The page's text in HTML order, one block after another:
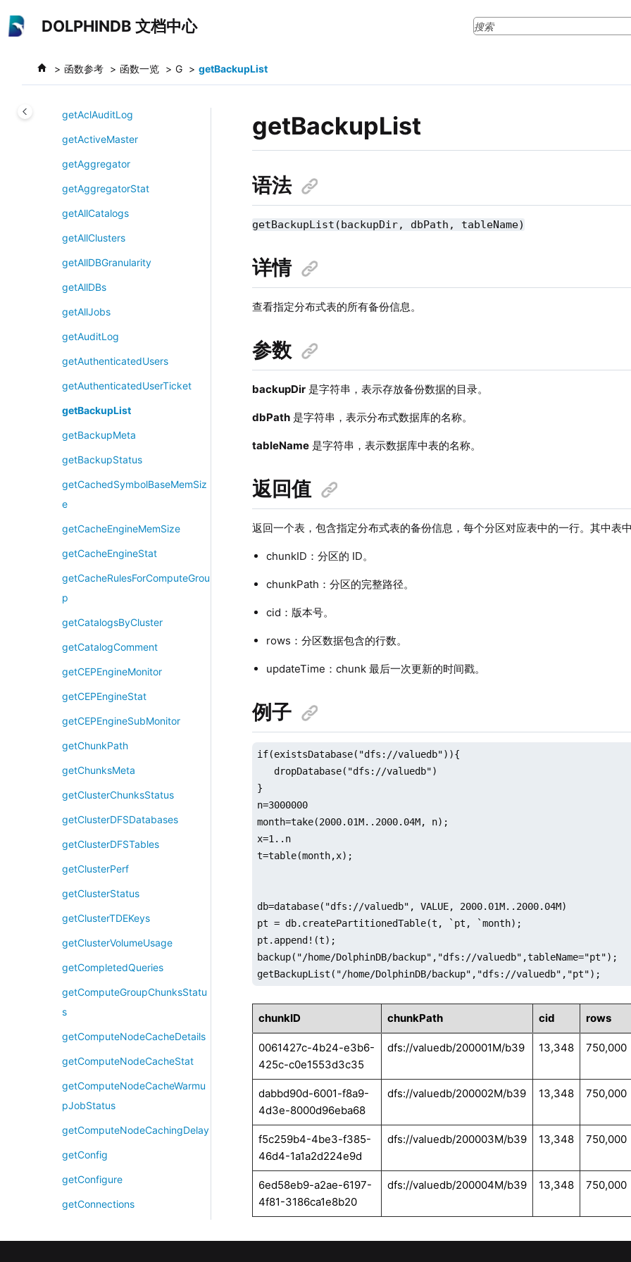
DOLPHINDB 文档中心
函数参考 函数一览 G getBackupList
genOutputColumnsForOBSnaps
genShortGenomeSeq
getAclAuditLog
getActiveMaster
getAggregator
getAggregatorStat
getAllCatalogs
getAllClusters
getAllDBGranularity
getAllDBs
getAllJobs
getAuditLog
getAuthenticatedUsers
getAuthenticatedUserTicket
getBackupList
getBackupMeta
getBackupStatus
getCachedSymbolBaseMemSiz
e
getCacheEngineMemSize
getCacheEngineStat
getCacheRulesForComputeGrou
p
getCatalogsByCluster
getCatalogComment
getCEPEngineMonitor
getCEPEngineStat
getCEPEngineSubMonitor
getChunkPath
getChunksMeta
getClusterChunksStatus
getClusterDFSDatabases
getClusterDFSTables
getClusterPerf
getClusterStatus
getClusterTDEKeys
getClusterVolumeUsage
getCompletedQueries
getComputeGroupChunksStatu
s
getComputeNodeCacheDetails
getComputeNodeCacheStat
getComputeNodeCacheWarmu
pJobStatus
getComputeNodeCachingDelay
getConfig
getConfigure
getConnections
getBackupList
语法
getBackupList(backupDir, dbPath, tableName)
详情
查看指定分布式表的所有备份信息。
参数
backupDir 是字符串，表示存放备份数据的目录。
dbPath 是字符串，表示分布式数据库的名称。
tableName 是字符串，表示数据库中表的名称。
返回值
返回一个表，包含指定分布式表的备份信息，每个分区对应表中的一行。其中表
chunkID：分区的 ID。
chunkPath：分区的完整路径。
cid：版本号。
rows：分区数据包含的行数。
updateTime：chunk 最后一次更新的时间戳。
例子
if(existsDatabase("dfs://valuedb")){
   dropDatabase("dfs://valuedb")
}
n=3000000
month=take(2000.01M..2000.04M, n);
x=1..n
t=table(month,x);
db=database("dfs://valuedb", VALUE, 2000.01M..2000.04M)
pt = db.createPartitionedTable(t, `pt, `month);
pt.append!(t);
backup("/home/DolphinDB/backup","dfs://valuedb",tableName="pt");
getBackupList("/home/DolphinDB/backup","dfs://valuedb","pt");
chunkID chunkPath cid rows
0061427c-4b24-e3b6-
425c-c0e1553d3c35
dfs://valuedb/200001M/b39 13,348 750,000
dabbd90d-6001-f8a9-
4d3e-8000d96eba68
dfs://valuedb/200002M/b39 13,348 750,000
f5c259b4-4be3-f385-
46d4-1a1a2d224e9d
dfs://valuedb/200003M/b39 13,348 750,000
6ed58eb9-a2ae-6197-
4f81-3186ca1e8b20
dfs://valuedb/200004M/b39 13,348 750,000